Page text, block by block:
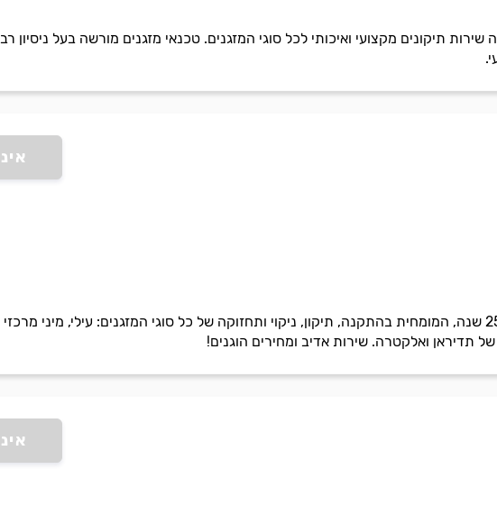
שירות תיקונים מקצועי ואיכותי לכל סוגי המזגנים. טכנאי מזגנים מורשה בעל
שירותי גושן היא חברה בעלת ותק של מעל 25 שנה, המומחית בהתקנה, תיקון, ניקוי ותחזוקה של כל סוגי המזגנים: עילי,
תדיראן ואלקטרה. שירות אדיב ומחירים הוגנים!